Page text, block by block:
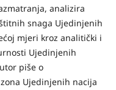
analizira
snaga Ujedinjenih
mjeri kroz analitički i
Ujedinjenih
piše o
Ujedinjenih nacija